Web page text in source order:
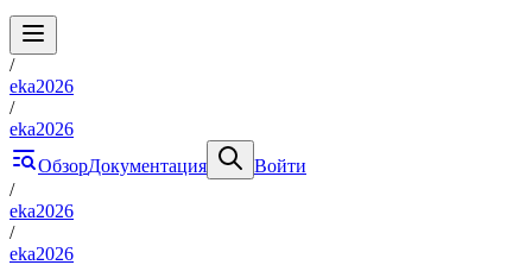
/
eka2026
/
eka2026
ОбзорДокументация
Войти
/
eka2026
/
eka2026